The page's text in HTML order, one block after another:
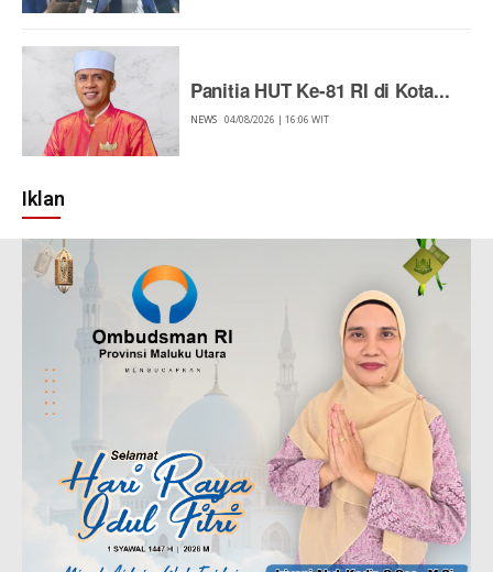
Panitia HUT Ke-81 RI di Kota...
NEWS 04/08/2026 | 16:06 WIT
Iklan